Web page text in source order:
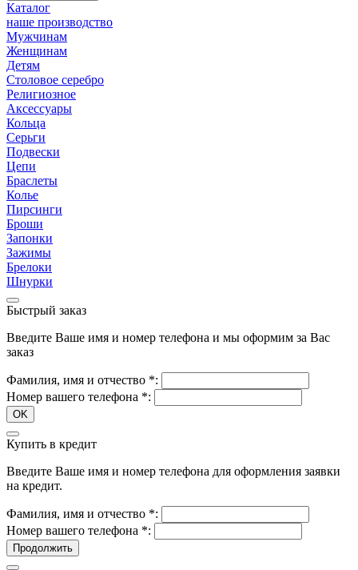
Каталог
наше производство
Мужчинам
Женщинам
Детям
Столовое серебро
Религиозное
Аксессуары
Кольца
Серьги
Подвески
Цепи
Браслеты
Колье
Пирсинги
Броши
Запонки
Зажимы
Брелоки
Шнурки
Быстрый заказ
Введите Ваше имя и номер телефона и мы оформим за Вас
заказ
Фамилия, имя и отчество *:
Номер вашего телефона *:
OK
Купить в кредит
Введите Ваше имя и номер телефона для оформления заявки
на кредит.
Фамилия, имя и отчество *:
Номер вашего телефона *:
Продолжить